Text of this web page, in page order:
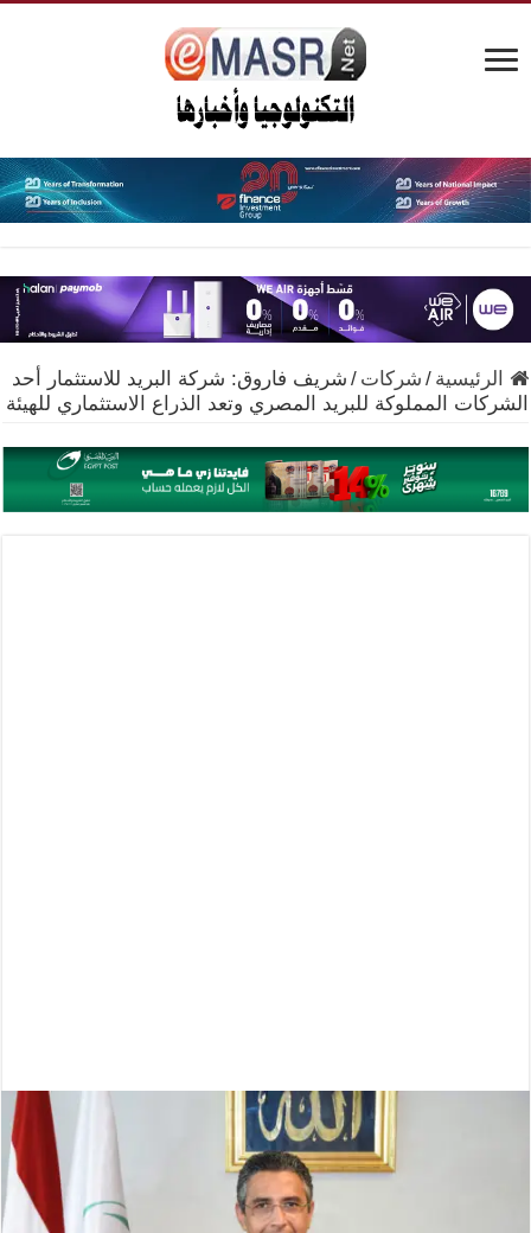
الرئيسية / شركات / شريف فاروق: شركة البريد للاستثمار أحد
الشركات المملوكة للبريد المصري وتعد الذراع الاستثماري للهيئة